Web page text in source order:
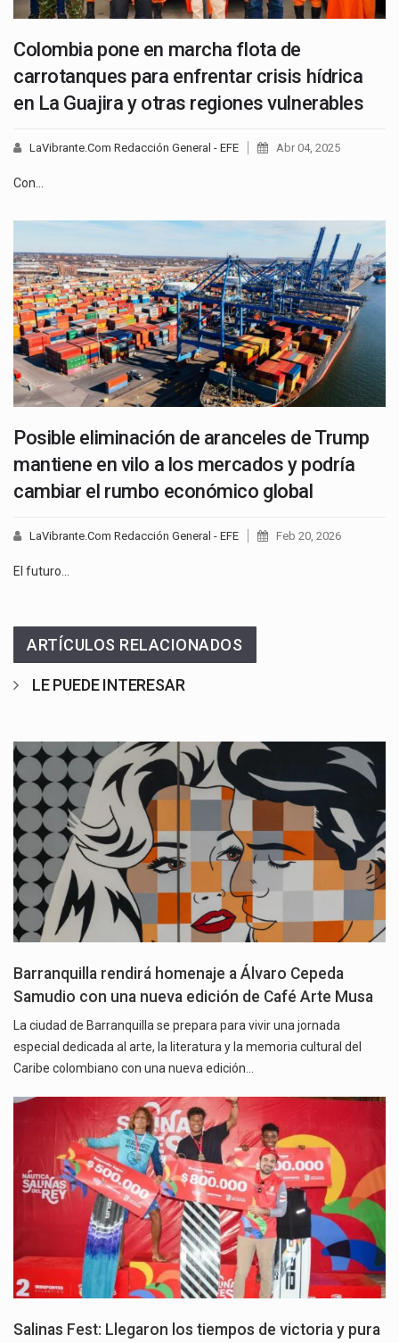
Colombia pone en marcha flota de
carrotanques para enfrentar crisis hídrica
en La Guajira y otras regiones vulnerables
LaVibrante.Com Redacción General - EFE Abr 04, 2025
Con…
Posible eliminación de aranceles de Trump
mantiene en vilo a los mercados y podría
cambiar el rumbo económico global
LaVibrante.Com Redacción General - EFE Feb 20, 2026
El futuro…
ARTÍCULOS RELACIONADOS
LE PUEDE INTERESAR
Barranquilla rendirá homenaje a Álvaro Cepeda
Samudio con una nueva edición de Café Arte Musa
La ciudad de Barranquilla se prepara para vivir una jornada
especial dedicada al arte, la literatura y la memoria cultural del
Caribe colombiano con una nueva edición…
Salinas Fest: Llegaron los tiempos de victoria y pura